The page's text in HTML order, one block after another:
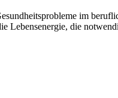
im
Lebensenergie, die